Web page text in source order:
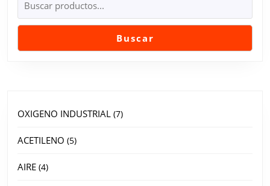
Buscar
OXIGENO INDUSTRIAL 7
ACETILENO 5
AIRE 4